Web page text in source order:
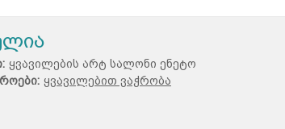
ყვავილების არტ სალონი ენეტო
ყვავილებით ვაჭრობა